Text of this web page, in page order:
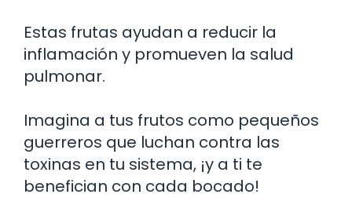
Estas frutas ayudan a reducir la
inflamación y promueven la salud
pulmonar.
Imagina a tus frutos como pequeños
guerreros que luchan contra las
toxinas en tu sistema, ¡y a ti te
benefician con cada bocado!